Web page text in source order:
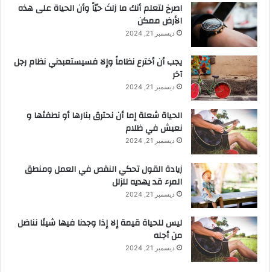
‫اصرخ لتعلم أنك ما زلتَ حيّاً وأن الحياة على هذه
الأرض ممكن
ديسمبر 21, 2024
يجب أن أخترع نظاماً وإلا فسيستعبدني نظام رجل
آخر
ديسمبر 21, 2024
الحياة شعلة إما أن نحترق بنارها أو نطفئها و
نعيش في ظلام
ديسمبر 21, 2024
زيادة القول تحكي النقص في العمل ومنطق
المرء قد يهديه للزلل
ديسمبر 21, 2024
ليس للحياة قيمة إلا إذا وجدنا فيها شيئا نناضل
من أجله
ديسمبر 21, 2024